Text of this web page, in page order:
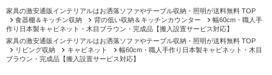
家具の激安通販インテリアルはお洒落ソファやテーブル収納・照明が送料無料 TOP
食器棚＆キッチン収納
背の低い収納＆キッチンカウンター
幅60cm・職人手
作り日本製キャビネット・木目ブラウン・完成品【搬入設置サービス対応】
家具の激安通販インテリアルはお洒落ソファやテーブル収納・照明が送料無料 TOP
リビング収納
キャビネット
幅60cm・職人手作り日本製キャビネット・木目
ブラウン・完成品【搬入設置サービス対応】